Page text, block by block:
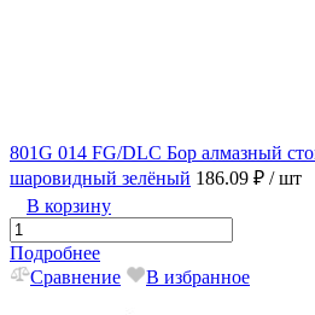
801G 014 FG/DLC Бор алмазный
шаровидный зелёный 186.09 ₽ / шт
В корзину
Подробнее
Сравнение
В избранное